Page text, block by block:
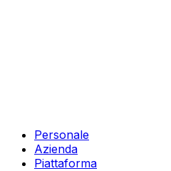
Personale
Azienda
Piattaforma